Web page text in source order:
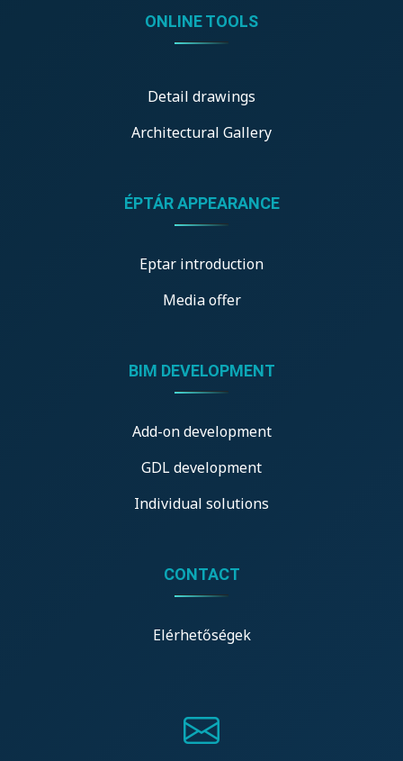
ONLINE TOOLS
Detail drawings
Architectural Gallery
ÉPTÁR APPEARANCE
Eptar introduction
Media offer
BIM DEVELOPMENT
Add-on development
GDL development
Individual solutions
CONTACT
Elérhetőségek